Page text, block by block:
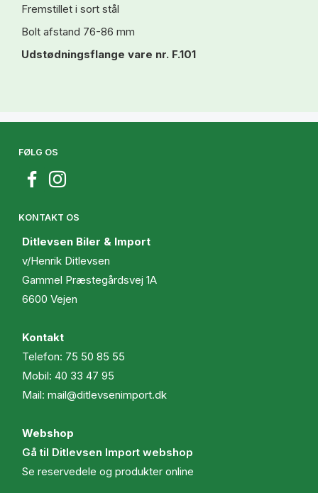
Fremstillet i sort stål
Bolt afstand 76-86 mm
Udstødningsflange vare nr. F.101
FØLG OS
KONTAKT OS
Ditlevsen Biler & Import
v/Henrik Ditlevsen
Gammel Præstegårdsvej 1A
6600 Vejen
Kontakt
Telefon: 75 50 85 55
Mobil: 40 33 47 95
Mail: mail@ditlevsenimport.dk
Webshop
Gå til Ditlevsen Import webshop
Se reservedele og produkter online